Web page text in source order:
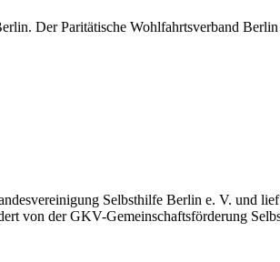
Der Paritätische Wohlfahrtsverband
Selbsthilfe Berlin e. V. und
von der GKV-Gemeinschaftsförderung